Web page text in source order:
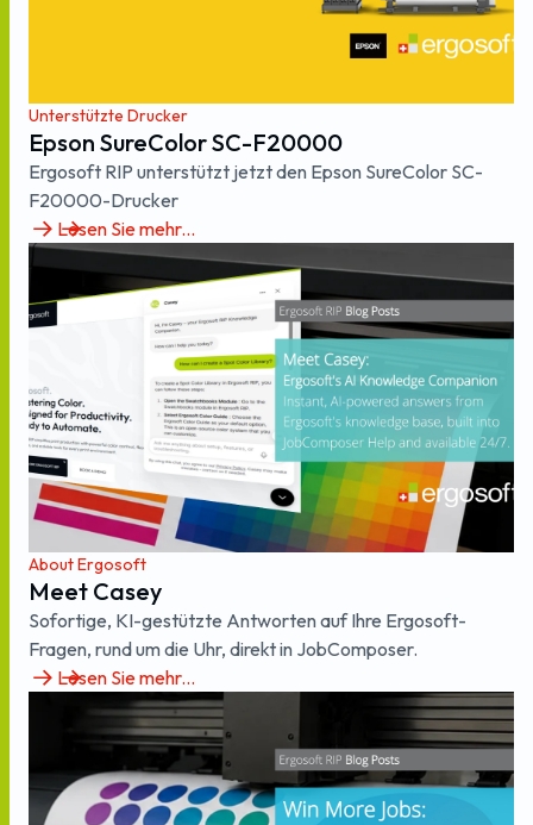
Unterstützte Drucker
Epson SureColor SC-F20000
Ergosoft RIP unterstützt jetzt den Epson SureColor SC-
F20000-Drucker
Lesen Sie mehr...
About Ergosoft
Meet Casey
Sofortige, KI-gestützte Antworten auf Ihre Ergosoft-
Fragen, rund um die Uhr, direkt in JobComposer.
Lesen Sie mehr...